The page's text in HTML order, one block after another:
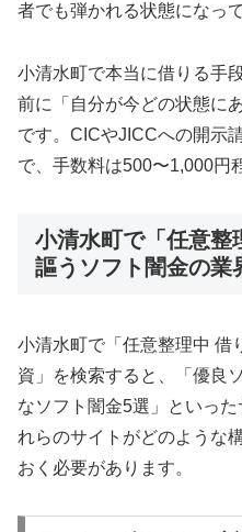
者でも弾かれる状態になっ
小清水町で本当に借りる手
前に「自分が今どの状態に
です。CICやJICCへの開示
で、手数料は500〜1,000円
小清水町で「任意整
謳うソフト闇金の業
小清水町で「任意整理中 借
資」を検索すると、「優良
なソフト闇金5選」といっ
れらのサイトがどのような
おく必要があります。